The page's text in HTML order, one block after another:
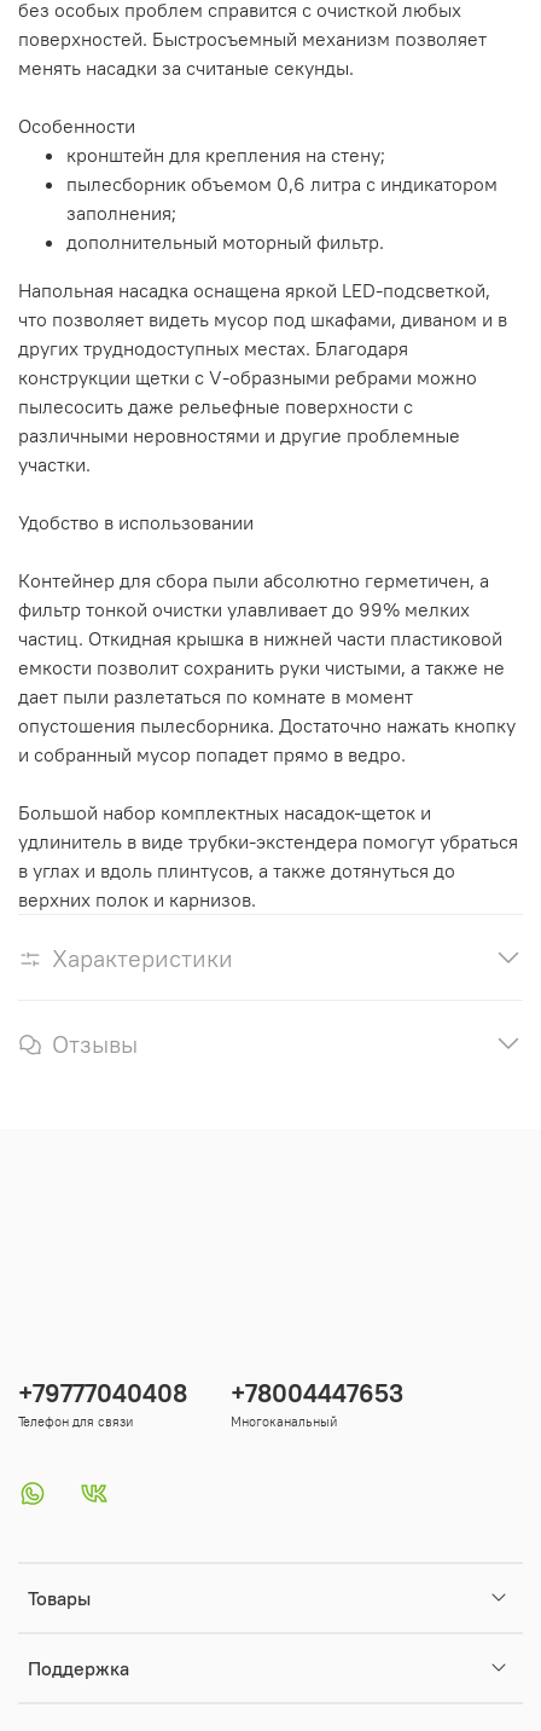
без особых проблем справится с очисткой любых
поверхностей. Быстросъемный механизм позволяет
менять насадки за считаные секунды.
Особенности
кронштейн для крепления на стену;
пылесборник объемом 0,6 литра с индикатором
заполнения;
дополнительный моторный фильтр.
Напольная насадка оснащена яркой LED-подсветкой,
что позволяет видеть мусор под шкафами, диваном и в
других труднодоступных местах. Благодаря
конструкции щетки с V-образными ребрами можно
пылесосить даже рельефные поверхности с
различными неровностями и другие проблемные
участки.
Удобство в использовании
Контейнер для сбора пыли абсолютно герметичен, а
фильтр тонкой очистки улавливает до 99% мелких
частиц. Откидная крышка в нижней части пластиковой
емкости позволит сохранить руки чистыми, а также не
дает пыли разлетаться по комнате в момент
опустошения пылесборника. Достаточно нажать кнопку
и собранный мусор попадет прямо в ведро.
Большой набор комплектных насадок-щеток и
удлинитель в виде трубки-экстендера помогут убраться
в углах и вдоль плинтусов, а также дотянуться до
верхних полок и карнизов.
Характеристики
Отзывы
Товары
Поддержка
+79777040408
Телефон для связи
+78004447653
Многоканальный